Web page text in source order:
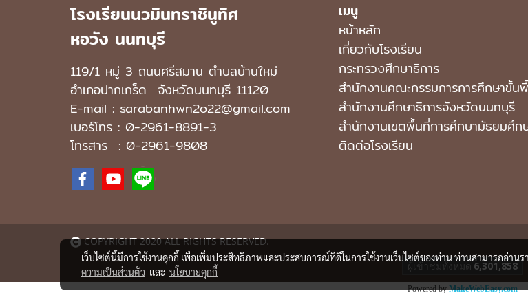
โรงเรียนนวมินทราชินูทิศ
หอวัง นนทบุรี
119/1 หมู่ 3 ถนนศรีสมาน ตำบลบ้านใหม่
อำเภอปากเกร็ด จังหวัดนนทบุรี 11120
E-mail : sarabanhwn2o22@gmail.com
เบอร์โทร : 0-2961-8891-3
โทรสาร : 0-2961-9808
เมนู
หน้าหลัก
เกี่ยวกับโรงเรียน
กระทรวงศึกษาธิการ
สำนักงานคณะกรรมการการศึกษาขั้น
สำนักงานศึกษาธิการจังหวัดนนทบุรี
สํานักงานเขตพื้นที่การศึกษามัธยมศึ
ติดต่อโรงเรียน
COPYRIGHT 2020 ALL RIGHTS RESERVED.
ผู้เข้าชมวันนี้
1
Powered byMakeWebEasy.com
เว็บไซต์นี้มีการใช้งานคุกกี้ เพื่อเพิ่มประสิทธิภาพและประสบการณ์ที่ดีในการใช้งานเว็บไซต์ของท่าน ท่านสามารถอ่านร
ความเป็นส่วนตัว และ นโยบายคุกกี้